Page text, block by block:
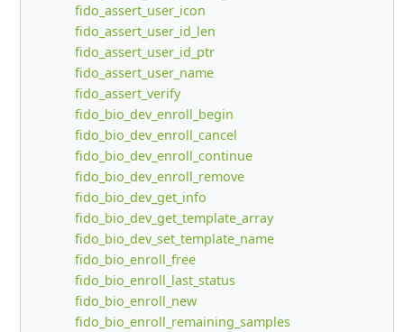
fido_assert_user_icon
fido_assert_user_id_len
fido_assert_user_id_ptr
fido_assert_user_name
fido_assert_verify
fido_bio_dev_enroll_begin
fido_bio_dev_enroll_cancel
fido_bio_dev_enroll_continue
fido_bio_dev_enroll_remove
fido_bio_dev_get_info
fido_bio_dev_get_template_array
fido_bio_dev_set_template_name
fido_bio_enroll_free
fido_bio_enroll_last_status
fido_bio_enroll_new
fido_bio_enroll_remaining_samples